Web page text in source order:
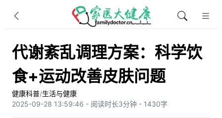
代谢紊乱调理方案：科学饮
食+运动改善皮肤问题
健康科普/生活与健康
2025-09-28 13:59:46 - 阅读时长3分钟 - 1430字